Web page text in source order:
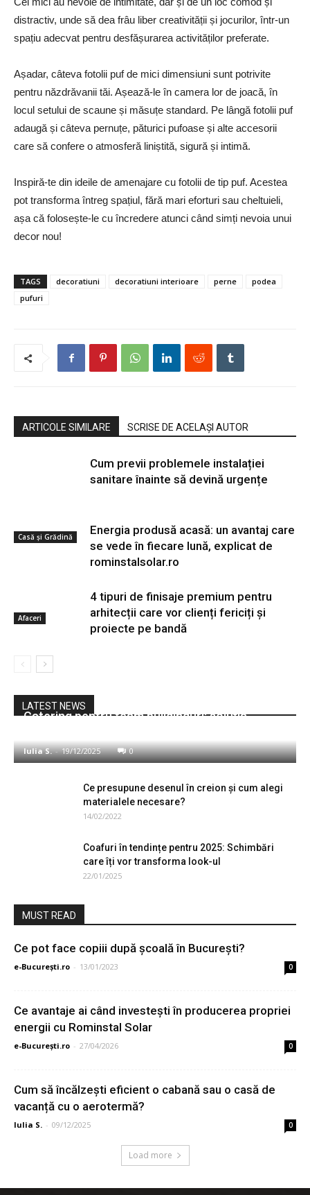
distractiv, unde să dea frâu liber creativității și jocurilor, într-un
spațiu adecvat pentru desfășurarea activităților preferate.
Așadar, câteva fotolii puf de mici dimensiuni sunt potrivite
pentru năzdrăvanii tăi. Așează-le în camera lor de joacă, în
locul setului de scaune și măsuțe standard. Pe lângă fotolii puf
adaugă și câteva pernuțe, păturici pufoase și alte accesorii
care să confere o atmosferă liniștită, sigură și intimă.
Inspiră-te din ideile de amenajare cu fotolii de tip puf. Acestea
pot transforma întreg spațiul, fără mari eforturi sau cheltuieli,
așa că folosește-le cu încredere atunci când simți nevoia unui
decor nou!
TAGS decoratiuni decoratiuni interioare perne
podea
pufuri
ARTICOLE SIMILARE SCRISE DE ACELAȘI AUTOR
Casă și Grădină
Cum previi problemele instalației
sanitare înainte să devină urgențe
Afaceri
Energia produsă acasă: un avantaj care
se vede în fiecare lună, explicat de
rominstalsolar.ro
4 tipuri de finisaje premium pentru
arhitecții care vor clienți fericiți și
proiecte pe bandă
LATEST NEWS
Catering pentru team buildinguri: soluția
Iulia S. - 19/12/2025 0
Ce presupune desenul în creion și cum alegi
materialele necesare?
14/02/2022
Coafuri în tendințe pentru 2025: Schimbări
care îți vor transforma look-ul
22/01/2025
MUST READ
Ce pot face copiii după școală în București?
e-București.ro - 13/01/2023 0
Ce avantaje ai când investești în producerea propriei
energii cu Rominstal Solar
e-București.ro - 27/04/2026 0
Cum să încălzești eficient o cabană sau o casă de
vacanță cu o aerotermă?
Iulia S. - 09/12/2025 0
Load more